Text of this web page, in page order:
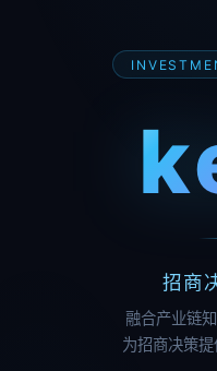
招商
融合产业链
为招商决策